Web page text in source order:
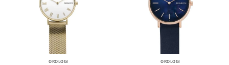
OROLOGI OROLOGI